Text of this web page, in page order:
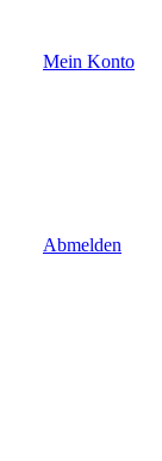
Mein Konto
Abmelden